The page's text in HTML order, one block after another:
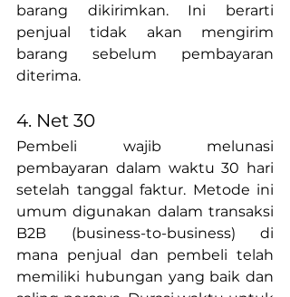
barang dikirimkan. Ini berarti
penjual tidak akan mengirim
barang sebelum pembayaran
diterima.
4. Net 30
Pembeli wajib melunasi
pembayaran dalam waktu 30 hari
setelah tanggal faktur. Metode ini
umum digunakan dalam transaksi
B2B (business-to-business) di
mana penjual dan pembeli telah
memiliki hubungan yang baik dan